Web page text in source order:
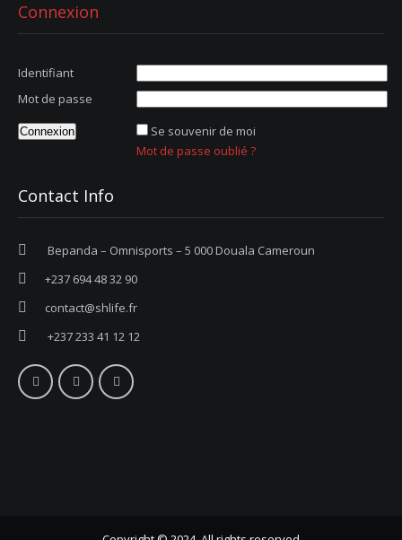
Connexion
Identifiant
Mot de passe
Se souvenir de moi
Mot de passe oublié ?
Contact Info
Bepanda – Omnisports – 5 000 Douala Cameroun
+237 694 48 32 90
contact@shlife.fr
+237 233 41 12 12